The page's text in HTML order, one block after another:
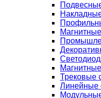
Трековые
Линейные